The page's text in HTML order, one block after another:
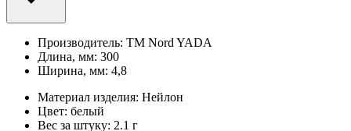
Производитель: TM Nord YADA
Длина, мм: 300
Ширина, мм: 4,8
Материал изделия: Нейлон
Цвет: белый
Вес за штуку: 2.1 г